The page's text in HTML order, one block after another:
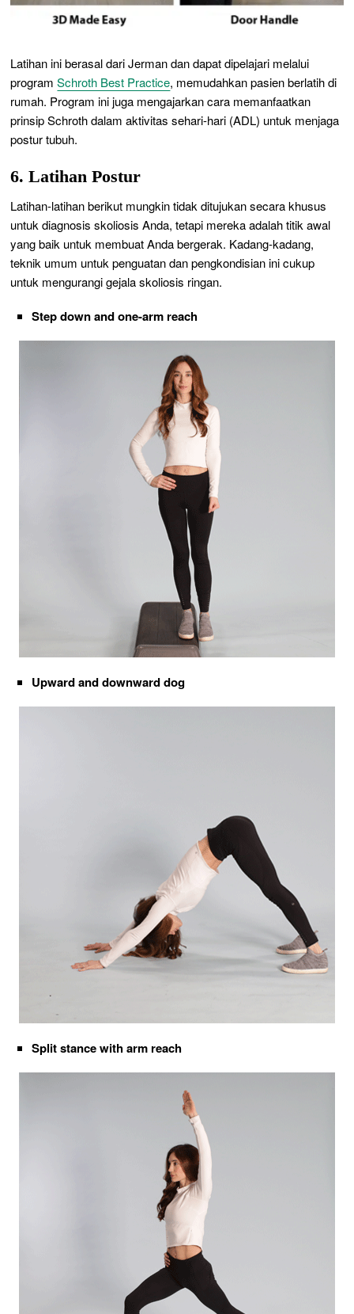
Latihan ini berasal dari Jerman dan dapat dipelajari melalui
programSchroth Best Practice, memudahkan pasien berlatih di
rumah. Program ini juga mengajarkan cara memanfaatkan
prinsip Schroth dalam aktivitas sehari-hari (ADL) untuk menjaga
postur tubuh.
6. Latihan Postur
Latihan-latihan berikut mungkin tidak ditujukan secara khusus
untuk diagnosis skoliosis Anda, tetapi mereka adalah titik awal
yang baik untuk membuat Anda bergerak. Kadang-kadang,
teknik umum untuk penguatan dan pengkondisian ini cukup
untuk mengurangi gejala skoliosis ringan.
Step down and one-arm reach
Upward and downward dog
Split stance with arm reach